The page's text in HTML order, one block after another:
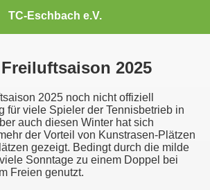
TC-Eschbach e.V.
2025
2025 noch nicht offiziell
für viele Spieler der Tennisbetrieb in
auch diesen Winter hat sich
der Vorteil von Kunstrasen-Plätzen
gezeigt. Bedingt durch die milde
Sonntage zu einem Doppel bei
Freien genutzt.